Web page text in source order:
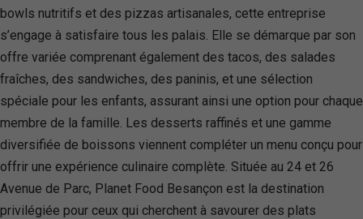
bowls nutritifs et des pizzas artisanales, cette entreprise
s’engage à satisfaire tous les palais. Elle se démarque par son
offre variée comprenant également des tacos, des salades
fraîches, des sandwiches, des paninis, et une sélection
spéciale pour les enfants, assurant ainsi une option pour chaque
membre de la famille. Les desserts raffinés et une gamme
diversifiée de boissons viennent compléter un menu conçu pour
offrir une expérience culinaire complète. Située au 24 et 26
Avenue de Parc, Planet Food Besançon est la destination
privilégiée pour ceux qui cherchent à savourer des plats